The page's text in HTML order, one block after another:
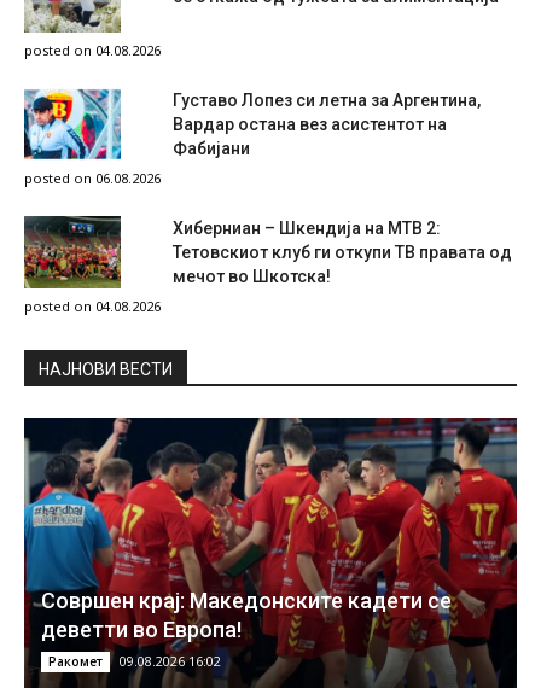
posted on 04.08.2026
Густаво Лопез си летна за Аргентина,
Вардар остана вез асистентот на
Фабијани
posted on 06.08.2026
Хиберниан – Шкендија на МТВ 2:
Тетовскиот клуб ги откупи ТВ правата од
мечот во Шкотска!
posted on 04.08.2026
НAЈНОВИ ВЕСТИ
Совршен крај: Македонските кадети се
деветти во Европа!
Ракомет 09.08.2026 16:02